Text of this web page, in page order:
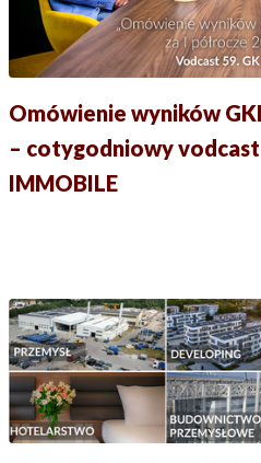
Omówienie wyników
– cotygodniowy
IMMOBILE